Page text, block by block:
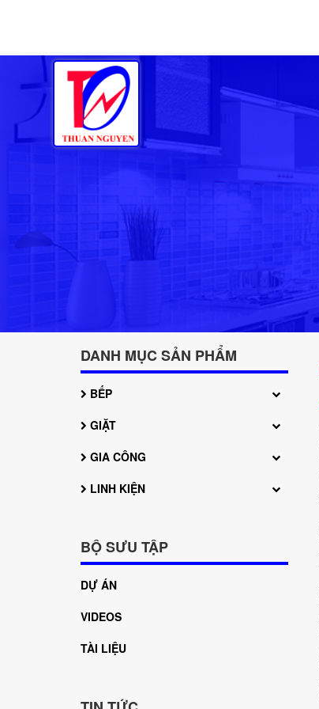
DANH MỤC SẢN PHẨM
BẾP
GIẶT
GIA CÔNG
LINH KIỆN
BỘ SƯU TẬP
DỰ ÁN
VIDEOS
TÀI LIỆU